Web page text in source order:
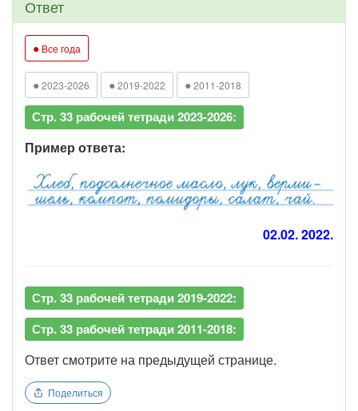
Ответ
● Все года
● 2023-2026 ● 2019-2022 ● 2011-2018
Стр. 33 рабочей тетради 2023-2026:
Пример ответа:
02.02. 2022.
Стр. 33 рабочей тетради 2019-2022:
Стр. 33 рабочей тетради 2011-2018:
Ответ смотрите на предыдущей странице.
Поделиться